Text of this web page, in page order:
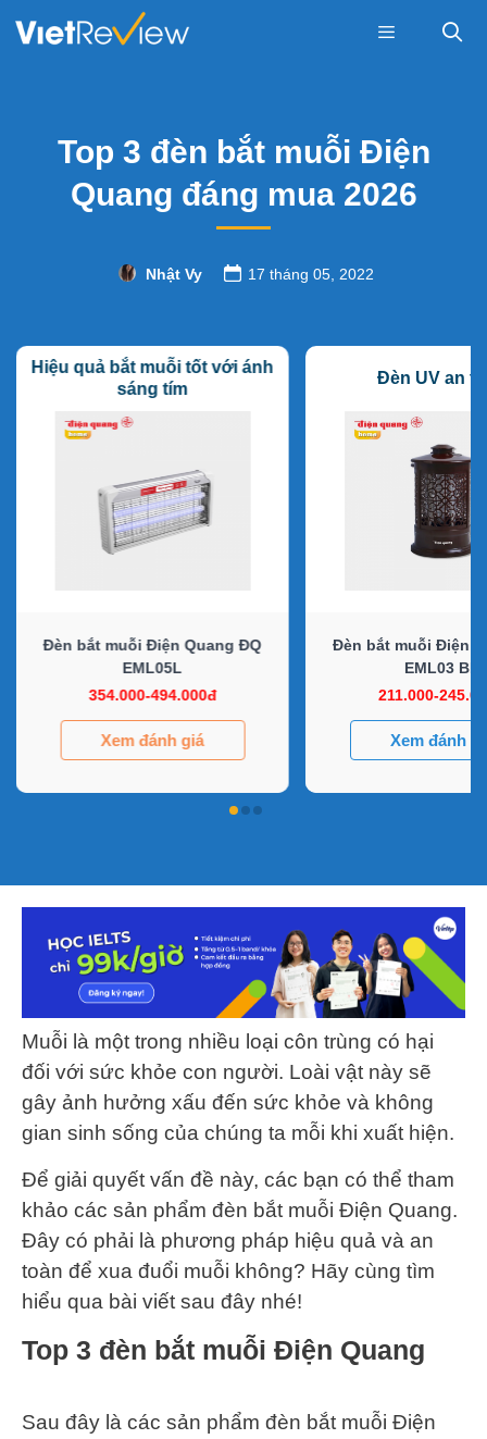
Top 3 đèn bắt muỗi Điện
Quang đáng mua 2026
Nhật Vy 17 tháng 05, 2022
Hiệu quả bắt muỗi tốt với ánh
sáng tím
Đèn bắt muỗi Điện Quang ĐQ
EML05L
354.000-494.000đ
Xem đánh giá
Đèn UV an
Đèn bắt muỗi Điện
EML03 BR
211.000-
Xem đánh
Muỗi là một trong nhiều loại côn trùng có hại
đối với sức khỏe con người. Loài vật này sẽ
gây ảnh hưởng xấu đến sức khỏe và không
gian sinh sống của chúng ta mỗi khi xuất hiện.
Để giải quyết vấn đề này, các bạn có thể tham
khảo các sản phẩm đèn bắt muỗi Điện Quang.
Đây có phải là phương pháp hiệu quả và an
toàn để xua đuổi muỗi không? Hãy cùng tìm
hiểu qua bài viết sau đây nhé!
Top 3 đèn bắt muỗi Điện Quang
Sau đây là các sản phẩm đèn bắt muỗi Điện